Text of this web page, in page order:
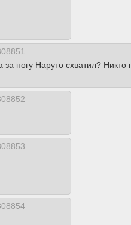
ногу Наруто схватил? Никто